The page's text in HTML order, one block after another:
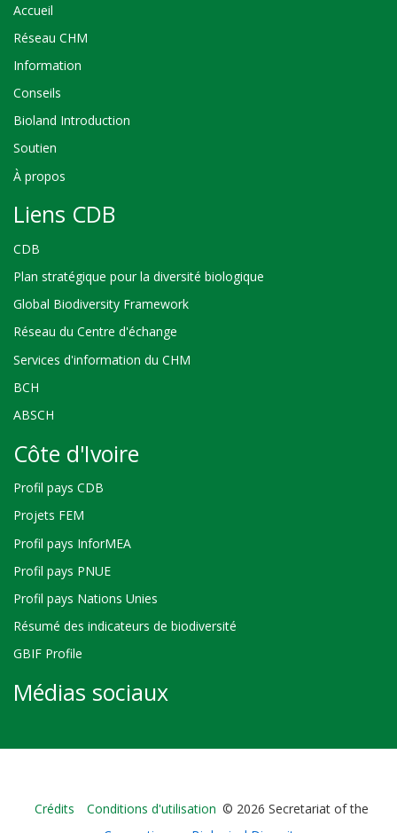
Accueil
Réseau CHM
Information
Conseils
Bioland Introduction
Soutien
À propos
Liens CDB
CDB
Plan stratégique pour la diversité biologique
Global Biodiversity Framework
Réseau du Centre d'échange
Services d'information du CHM
BCH
ABSCH
Côte d'Ivoire
Profil pays CDB
Projets FEM
Profil pays InforMEA
Profil pays PNUE
Profil pays Nations Unies
Résumé des indicateurs de biodiversité
GBIF Profile
Médias sociaux
Bioland
Crédits Conditions d'utilisation © 2026 Secretariat of the